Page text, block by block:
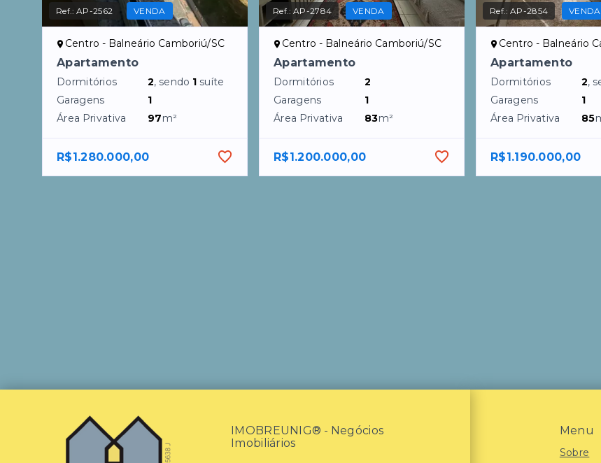
Ref.:AP-2562 VENDA
Centro - Balneário Camboriú/SC
Apartamento
Dormitórios 2, sendo 1 suíte
Garagens
1
Área Privativa
97m²
R$1.280.000,00
Ref.:AP-2784 VENDA
Centro - Balneário Camboriú/SC
Apartamento
Dormitórios
2
Garagens
1
Área Privativa
83m²
R$1.200.000,00
Ref.:AP-2854 VENDA
Centro - Balneário
Apartamento
Dormitórios 2,
Garagens
1
Área Privativa
85
R$1.190.000,00
Menu
Sobre
IMOBREUNIG® - Negócios
Imobiliários